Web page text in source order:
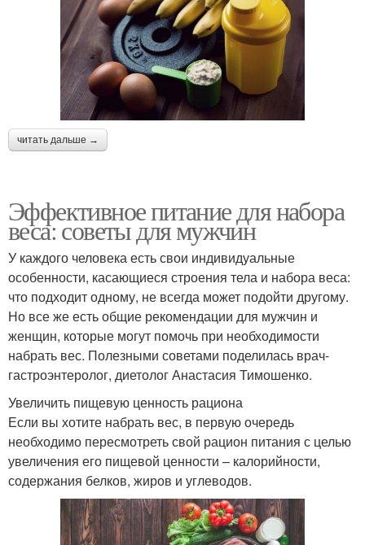
читать дальше →
Эффективное питание для набора
веса: советы для мужчин
У каждого человека есть свои индивидуальные
особенности, касающиеся строения тела и набора веса:
что подходит одному, не всегда может подойти другому.
Но все же есть общие рекомендации для мужчин и
женщин, которые могут помочь при необходимости
набрать вес. Полезными советами поделилась врач-
гастроэнтеролог, диетолог Анастасия Тимошенко.
Увеличить пищевую ценность рациона
Если вы хотите набрать вес, в первую очередь
необходимо пересмотреть свой рацион питания с целью
увеличения его пищевой ценности – калорийности,
содержания белков, жиров и углеводов.